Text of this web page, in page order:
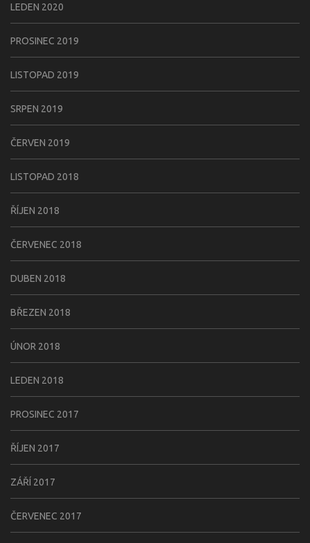
LEDEN 2020
PROSINEC 2019
LISTOPAD 2019
SRPEN 2019
ČERVEN 2019
LISTOPAD 2018
ŘÍJEN 2018
ČERVENEC 2018
DUBEN 2018
BŘEZEN 2018
ÚNOR 2018
LEDEN 2018
PROSINEC 2017
ŘÍJEN 2017
ZÁŘÍ 2017
ČERVENEC 2017